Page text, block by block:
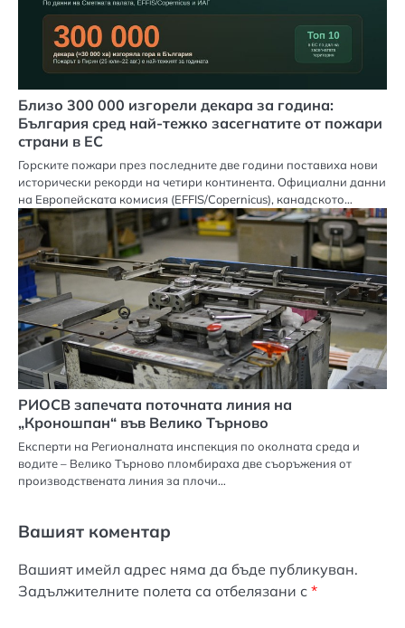
Близо 300 000 изгорели декара за година:
България сред най-тежко засегнатите от пожари
страни в ЕС
Горските пожари през последните две години поставиха нови
исторически рекорди на четири континента. Официални данни
на Европейската комисия (EFFIS/Copernicus), канадското…
РИОСВ запечата поточната линия на
„Кроношпан“ във Велико Търново
Експерти на Регионалната инспекция по околната среда и
водите – Велико Търново пломбираха две съоръжения от
производствената линия за плочи…
Вашият коментар
Вашият имейл адрес няма да бъде публикуван.
Задължителните полета са отбелязани с *